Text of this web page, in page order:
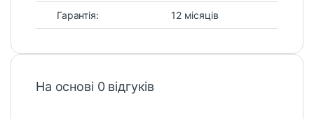
Гарантія: 12 місяців
На основі 0 відгуків